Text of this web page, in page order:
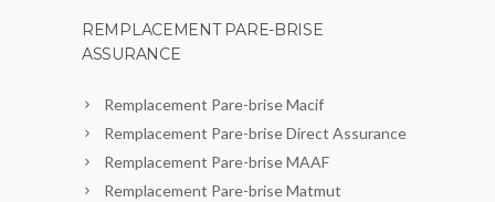
REMPLACEMENT PARE-BRISE
ASSURANCE
Remplacement Pare-brise Macif
Remplacement Pare-brise Direct Assurance
Remplacement Pare-brise MAAF
Remplacement Pare-brise Matmut